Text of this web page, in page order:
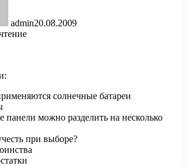
admin20.08.2009
солнечные батареи
панели можно разделить на несколько
при выборе?